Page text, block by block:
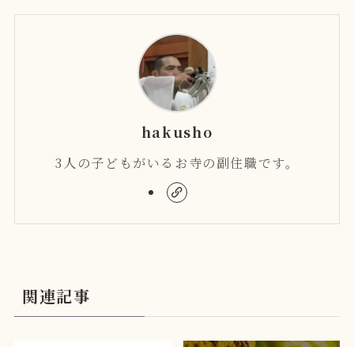
hakusho
3人の子どもがいるお寺の副住職です。
関連記事